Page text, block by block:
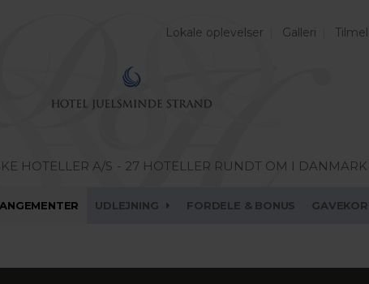
Lokale oplevelser Galleri
HOTELLER A/S - 27 HOTELLER RUNDT OM I DANMARK
UDLEJNING FORDELE & BONUS